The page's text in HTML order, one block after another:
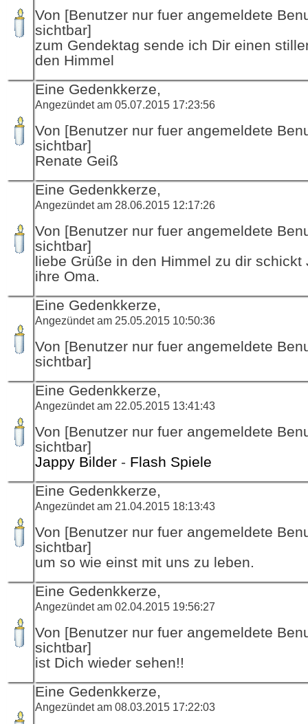
Von [Benutzer nur fuer angemeldete
sichtbar]
zum Gendektag sende ich Dir einen
den Himmel
Eine Gedenkkerze,
Angezündet am 05.07.2015 17:23:56
Von [Benutzer nur fuer angemeldete
sichtbar]
Renate Geiß
Eine Gedenkkerze,
Angezündet am 28.06.2015 12:17:26
Von [Benutzer nur fuer angemeldete
sichtbar]
liebe Grüße in den Himmel zu dir schickt
ihre Oma.
Eine Gedenkkerze,
Angezündet am 25.05.2015 10:50:36
Von [Benutzer nur fuer angemeldete
sichtbar]
Eine Gedenkkerze,
Angezündet am 22.05.2015 13:41:43
Von [Benutzer nur fuer angemeldete
sichtbar]
Jappy Bilder - Flash Spiele
Eine Gedenkkerze,
Angezündet am 21.04.2015 18:13:43
Von [Benutzer nur fuer angemeldete
sichtbar]
um so wie einst mit uns zu leben.
Eine Gedenkkerze,
Angezündet am 02.04.2015 19:56:27
Von [Benutzer nur fuer angemeldete
sichtbar]
ist Dich wieder sehen!!
Eine Gedenkkerze,
Angezündet am 08.03.2015 17:22:03